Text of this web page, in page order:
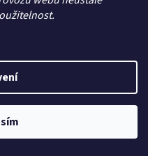
130 S/200 SR X/230
Skladem